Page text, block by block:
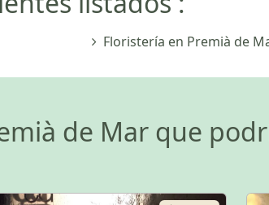
Floristería en Premià de
de Mar que